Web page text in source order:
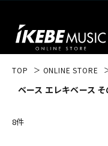
TOP ONLINE STORE
ベース エレキベース
8件